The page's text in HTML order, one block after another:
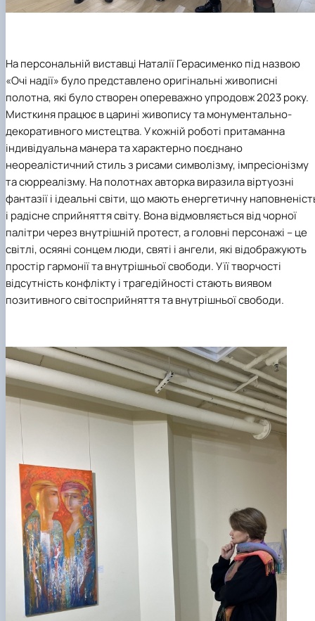
На персональній виставці Наталії Герасименко під назвою
«Очі надії» було представлено оригінальні живописні
полотна, які було створен опереважно упродовж 2023 року.
Мисткиня працює в царині живопису та монументально-
декоративного мистецтва. У кожній роботі притаманна
індивідуальна манера та характерно поєднано
неореалістичний стиль з рисами символізму, імпресіонізму
та сюрреалізму. На полотнах авторка виразила віртуозні
фантазії і ідеальні світи, що мають енергетичну
і радісне сприйняття світу. Вона відмовляється від чорної
палітри через внутрішній протест, а головні персонажі – це
світлі, осяяні сонцем люди, святі і ангели, які відображують
простір гармонії та внутрішньої свободи. У її творчості
відсутність конфлікту і трагедійності стають виявом
позитивного світосприйняття та внутрішньої свободи.